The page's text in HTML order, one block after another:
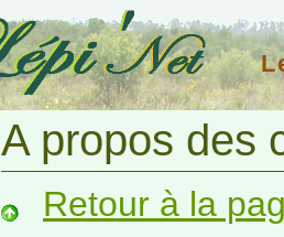
A propos des
Retour à la